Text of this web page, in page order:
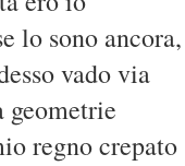
lo sono ancora,
vado via
geometrie
regno crepato